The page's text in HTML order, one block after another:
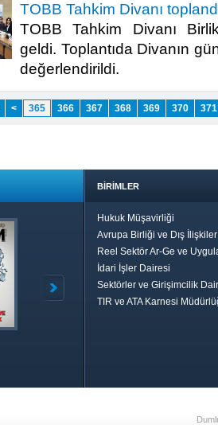
TOBB Tahkim Divanı
TOBB Tahkim Divanı
geldi. Toplantıda Divanın
değerlendirildi.​
< 365 366 367 368 369 370 371
BİRİMLER
Hukuk Müşavirliği
Avrupa Birliği ve Dış
Reel Sektör Ar-Ge ve
İdari İşler Dairesi
Sektörler ve Girişimcilik
TIR ve ATA Karnesi